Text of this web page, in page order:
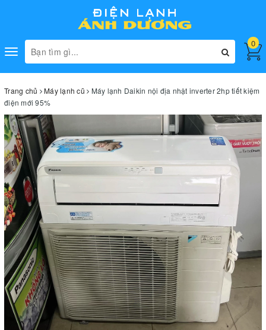
Toggle
navigation
0
Trang chủ Máy lạnh cũ
Máy lạnh Daikin nội địa nhật inverter 2hp tiết kiệm
điện mới 95%